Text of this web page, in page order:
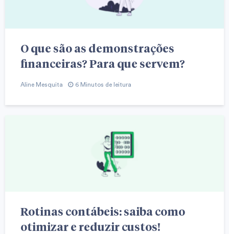
O que são as demonstrações
financeiras? Para que servem?
Aline Mesquita 6 Minutos de leitura
Rotinas contábeis: saiba como
otimizar e reduzir custos!